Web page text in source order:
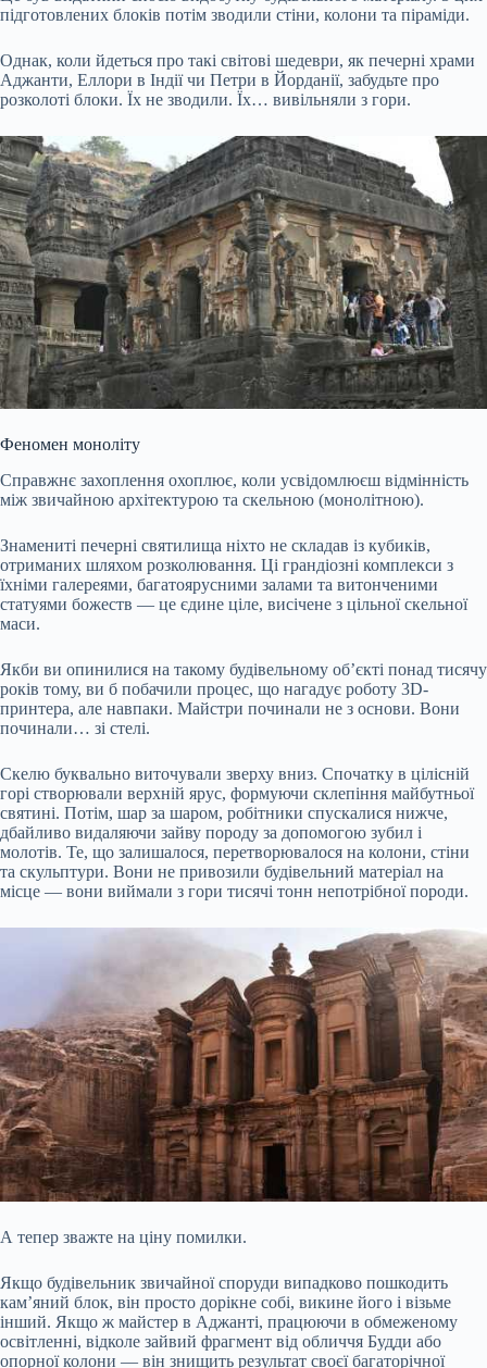
підготовлених блоків потім зводили стіни, колони та піраміди.
Однак, коли йдеться про такі світові шедеври, як печерні храми
Аджанти, Еллори в Індії чи Петри в Йорданії, забудьте про
розколоті блоки. Їх не зводили. Їх… вивільняли з гори.
Феномен моноліту
Справжнє захоплення охоплює, коли усвідомлюєш відмінність
між звичайною архітектурою та скельною (монолітною).
Знамениті печерні святилища ніхто не складав із кубиків,
отриманих шляхом розколювання. Ці грандіозні комплекси з
їхніми галереями, багатоярусними залами та витонченими
статуями божеств — це єдине ціле, висічене з цільної скельної
маси.
Якби ви опинилися на такому будівельному об’єкті понад тисячу
років тому, ви б побачили процес, що нагадує роботу 3D-
принтера, але навпаки. Майстри починали не з основи. Вони
починали… зі стелі.
Скелю буквально виточували зверху вниз. Спочатку в цілісній
горі створювали верхній ярус, формуючи склепіння майбутньої
святині. Потім, шар за шаром, робітники спускалися нижче,
дбайливо видаляючи зайву породу за допомогою зубил і
молотів. Те, що залишалося, перетворювалося на колони, стіни
та скульптури. Вони не привозили будівельний матеріал на
місце — вони виймали з гори тисячі тонн непотрібної породи.
А тепер зважте на ціну помилки.
Якщо будівельник звичайної споруди випадково пошкодить
кам’яний блок, він просто дорікне собі, викине його і візьме
інший. Якщо ж майстер в Аджанті, працюючи в обмеженому
освітленні, відколе зайвий фрагмент від обличчя Будди або
опорної колони — він знищить результат своєї багаторічної